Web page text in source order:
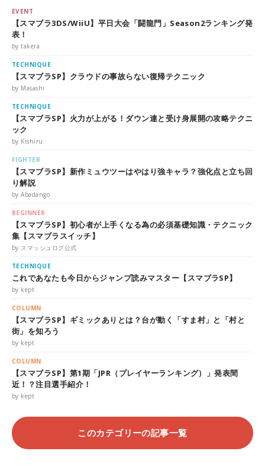
EVENT
【スマブラ3DS/WiiU】平日大会「闘龍門」Season2ランキング発
表！
by takera
TECHNIQUE
【スマブラSP】クラウドの事故らない復帰テクニック
by Masashi
TECHNIQUE
【スマブラSP】火力が上がる！ダウン連と受け身展開の攻略テクニ
ック
by Kishiru
FIGHTER
【スマブラSP】新作ミュウツーはやはり強キャラ？強化点と立ち回
り解説
by Abadango
BEGINNER
【スマブラSP】初心者が上手くなる為の必須基礎知識・テクニック
集【スマブラスイッチ】
by スマッシュログ公式
TECHNIQUE
これであなたも今日からジャンプ読みマスター【スマブラSP】
by kept
COLUMN
【スマブラSP】ギミックありとは？台が動く「すま村」と「村と
街」を知ろう
by kept
COLUMN
【スマブラSP】第1期「JPR（プレイヤーランキング）」発表間
近！？注目選手紹介！
by kept
このカテゴリーの記事一覧